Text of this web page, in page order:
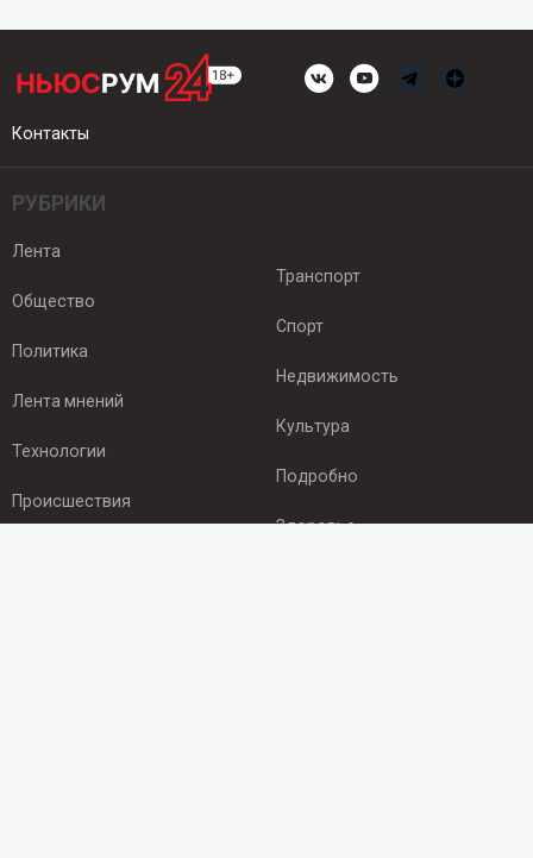
Контакты
РУБРИКИ
Лента
Общество
Политика
Лента мнений
Технологии
Происшествия
Транспорт
Спорт
Недвижимость
Культура
Подробно
Здоровье